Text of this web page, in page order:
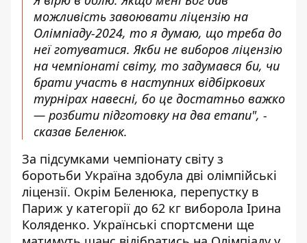
можливість завоювати ліцензію на
Олімпіаду-2024, то я думаю, що треба до
неї готуватися. Якби не виборов ліцензію
на чемпіонаті світу, то задумався би, чи
брати участь в наступних відбіркових
турнірах навесні, бо це достатньо важко
— розбити підготовку на два етапи", -
сказав Беленюк.
За підсумками чемпіонату світу з
боротьби Україна здобула дві олімпійські
ліцензії. Окрім Беленюка, перепустку в
Париж у категорії до 62 кг виборола Ірина
Коляденко. Українські спортсмени ще